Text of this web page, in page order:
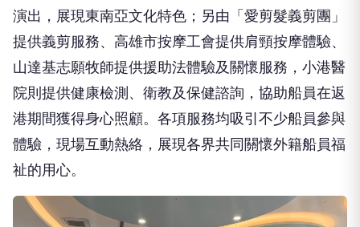
提供義剪服務、高雄市按摩工會提供肩頸按摩體驗、
山達基志願牧師提供援助法體驗及關懷服務，小港醫
院則提供健康檢測、衛教及保健諮詢，協助船員在返
港期間獲得身心照顧。各項服務均吸引不少船員參與
體驗，現場互動熱絡，展現各界共同關懷外籍船員福
祉的用心。